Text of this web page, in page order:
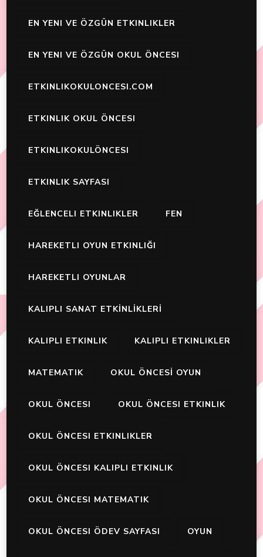
EN YENI VE ÖZGÜN ETKINLIKLER
EN YENI VE ÖZGÜN OKUL ÖNCESI
ETKINLIKOKULONCESI.COM
ETKINLIK OKUL ÖNCESI
ETKINLIKOKULÖNCESI
ETKINLIK SAYFASI
EĞLENCELI ETKINLIKLER FEN
HAREKETLI OYUN ETKINLIĞI
HAREKETLI OYUNLAR
KALIPLI SANAT ETKİNLİKLERİ
KALIPLI ETKINLIK KALIPLI ETKINLIKLER
MATEMATIK OKUL ÖNCESİ OYUN
OKUL ÖNCESI OKUL ÖNCESI ETKINLIK
OKUL ÖNCESI ETKINLIKLER
OKUL ÖNCESI KALIPLI ETKINLIK
OKUL ÖNCESI MATEMATIK
OKUL ÖNCESI ÖDEV SAYFASI OYUN